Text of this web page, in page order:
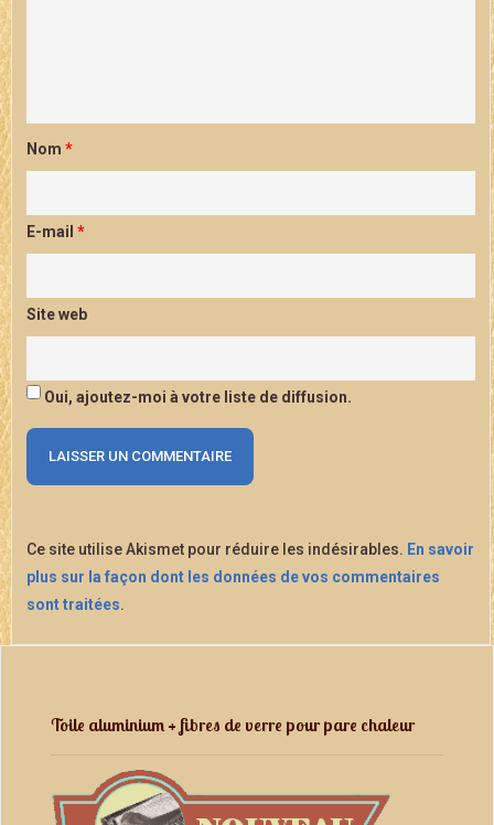
Nom *
E-mail *
Site web
Oui, ajoutez-moi à votre liste de diffusion.
Ce site utilise Akismet pour réduire les indésirables. En savoir
plus sur la façon dont les données de vos commentaires
sont traitées.
Toile aluminium + fibres de verre pour pare chaleur